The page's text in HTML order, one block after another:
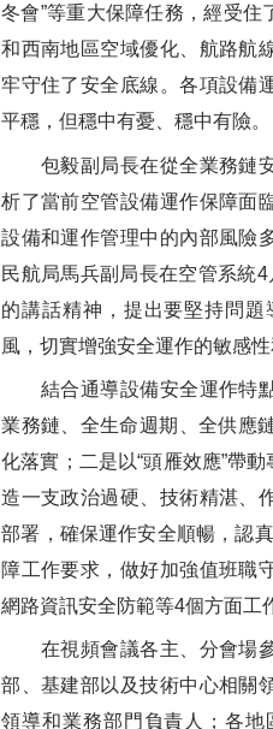
冬會”等重大保障任務，經受
和西南地區空域優化、航路航
牢守住了安全底線。各項設備
平穩，但穩中有憂、穩中有險。
包毅副局長在從全業務鏈安
析了當前空管設備運作保障面
設備和運作管理中的內部風險
民航局馬兵副局長在空管系統
的講話精神，提出要堅持問
風，切實增強安全運作的敏感
結合通導設備安全運作特點
業務鏈、全生命週期、全供應
化落實；二是以“頭雁效應”帶
造一支政治過硬、技術精湛、
部署，確保運作安全順暢，認
障工作要求，做好加強值班職
網路資訊安全防範等4個方面工
在視頻會議各主、分會場參
部、基建部以及技術中心相關
領導和業務部門負責人；各